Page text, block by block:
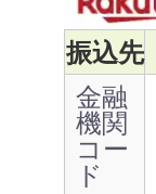
振込先
金融
機関
コー
ド